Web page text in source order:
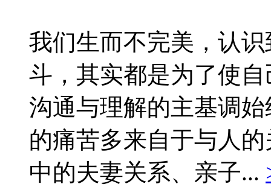
我们生而不完美，认
斗，其实都是为了使
沟通与理解的主基调
的痛苦多来自于与人
中的夫妻关系、亲子...